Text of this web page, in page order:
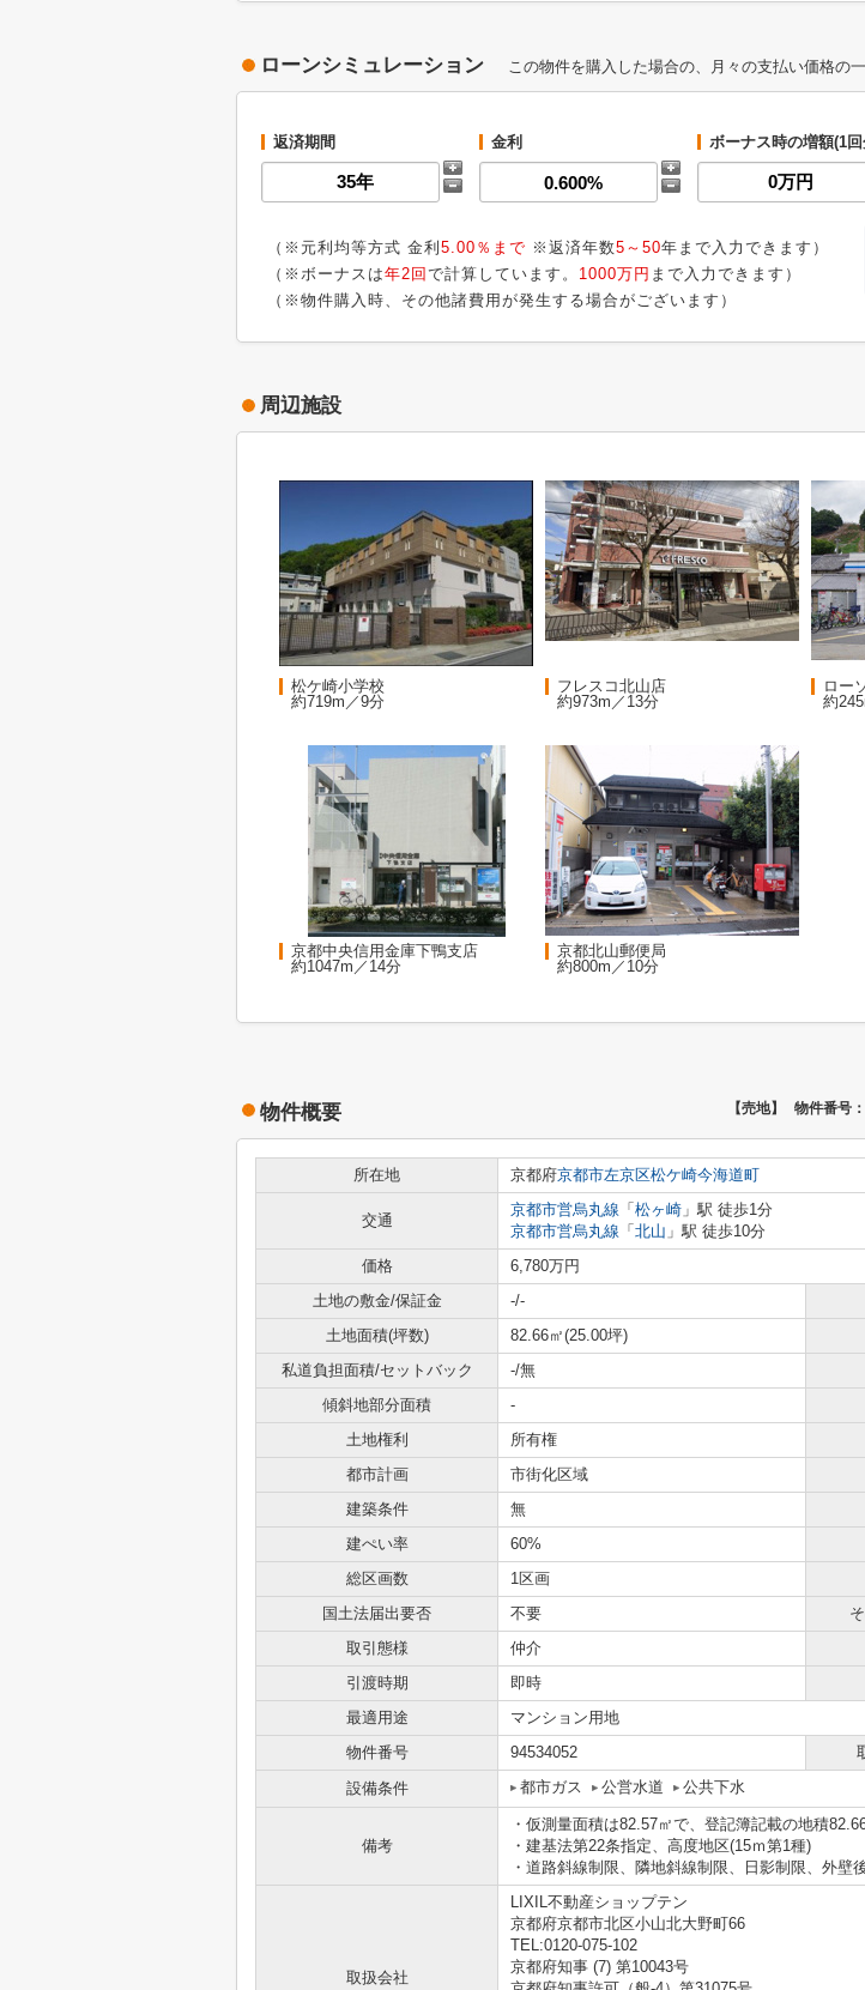
ローンシミュレーション この物件を購入した場合の、月々の支払い価格の
返済期間 金利 ボーナス時の増額(1
（※元利均等方式 金利 5.00％まで ※返済年数5～50年まで入力できます）
（※ボーナスは年2回 で計算しています。 1000万円 まで入力できます）
（※物件購入時、その他諸費用が発生する場合がございます）
周辺施設
松ケ崎小学校
約719m／9分
フレスコ北山店
約973m／13分
ロー
約
京都中央信用金庫下鴨支店
約1047m／14分
京都北山郵便局
約800m／10分
物件概要 【売地】 物件番号
所在地 京都府京都市左京区松ケ崎今海道町
交通
京都市営烏丸線 「 松ヶ崎 」駅 徒歩1分
京都市営烏丸線 「 北山 」駅 徒歩10分
価格
6,780万円
土地の敷金/保証金
-/-
土地面積(坪数)
82.66㎡(25.00坪)
私道負担面積/セットバック
-/無
傾斜地部分面積
-
土地権利
所有権
都市計画
市街化区域
建築条件
無
建ぺい率
60%
総区画数
1区画
国土法届出要否
不要
取引態様
仲介
引渡時期
即時
最適用途
マンション用地
物件番号
94534052
設備条件
都市ガス 公営水道 公共下水
備考
・仮測量面積は82.57㎡で、登記簿記載の地積
・建基法第22条指定、高度地区(15ｍ第1種)
・道路斜線制限、隣地斜線制限、日影制限、外壁
取扱会社
LIXIL不動産ショップテン
京都府京都市北区小山北大野町66
TEL:0120-075-102
京都府知事 (7) 第10043号